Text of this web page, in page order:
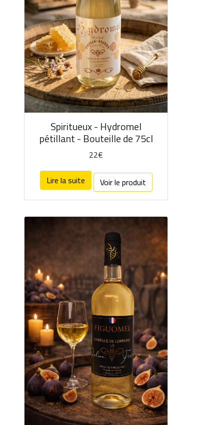
Spiritueux - Hydromel
pétillant - Bouteille de 75cl
22€
Lire la suite
Voir le produit